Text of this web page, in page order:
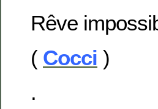
Rêve
( Cocci )
.